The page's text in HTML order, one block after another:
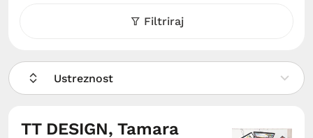
Filtriraj
Ustreznost
TT DESIGN, Tamara